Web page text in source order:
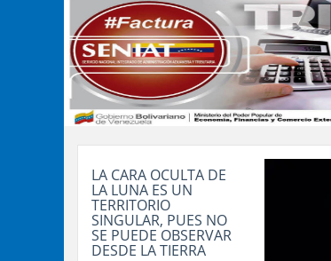
LA CARA OCULTA DE
LA LUNA ES UN
TERRITORIO
SINGULAR, PUES NO
SE PUEDE OBSERVAR
DESDE LA TIERRA